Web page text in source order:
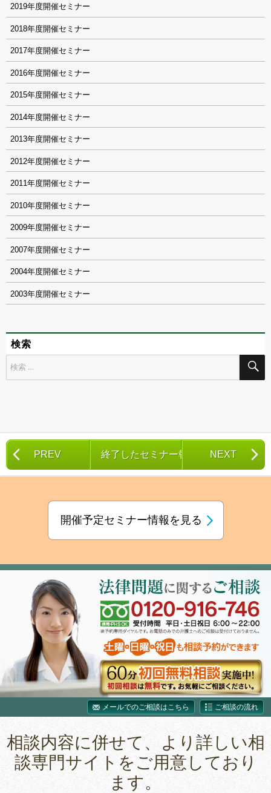
2019
2018
2017
2016
2015
2014
2013
2012
2011
2010
2009
2007
2004
2003
検索
PREV 終了したセミナー報告一覧NEXT
開催予定セミナー情報を見る
メールでのご相談はこちら ご相談の流れ
相談内容に併せて、より詳しい相
談専門サイトをご用意しており
ます。